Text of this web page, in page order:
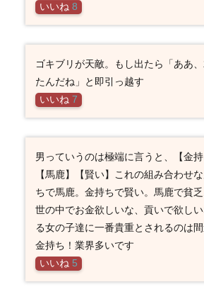
いいね 8
ゴキブリが天敵。もし出たら「ああ
たんだね」と即引っ越す
いいね 7
男っていうのは極端に言うと、【金持
【馬鹿】【賢い】これの組み合わせ
ちで馬鹿。金持ちで賢い。馬鹿で貧乏
世の中でお金欲しいな、貢いで欲し
る女の子達に一番貴重とされるのは
金持ち！業界多いです
いいね 5